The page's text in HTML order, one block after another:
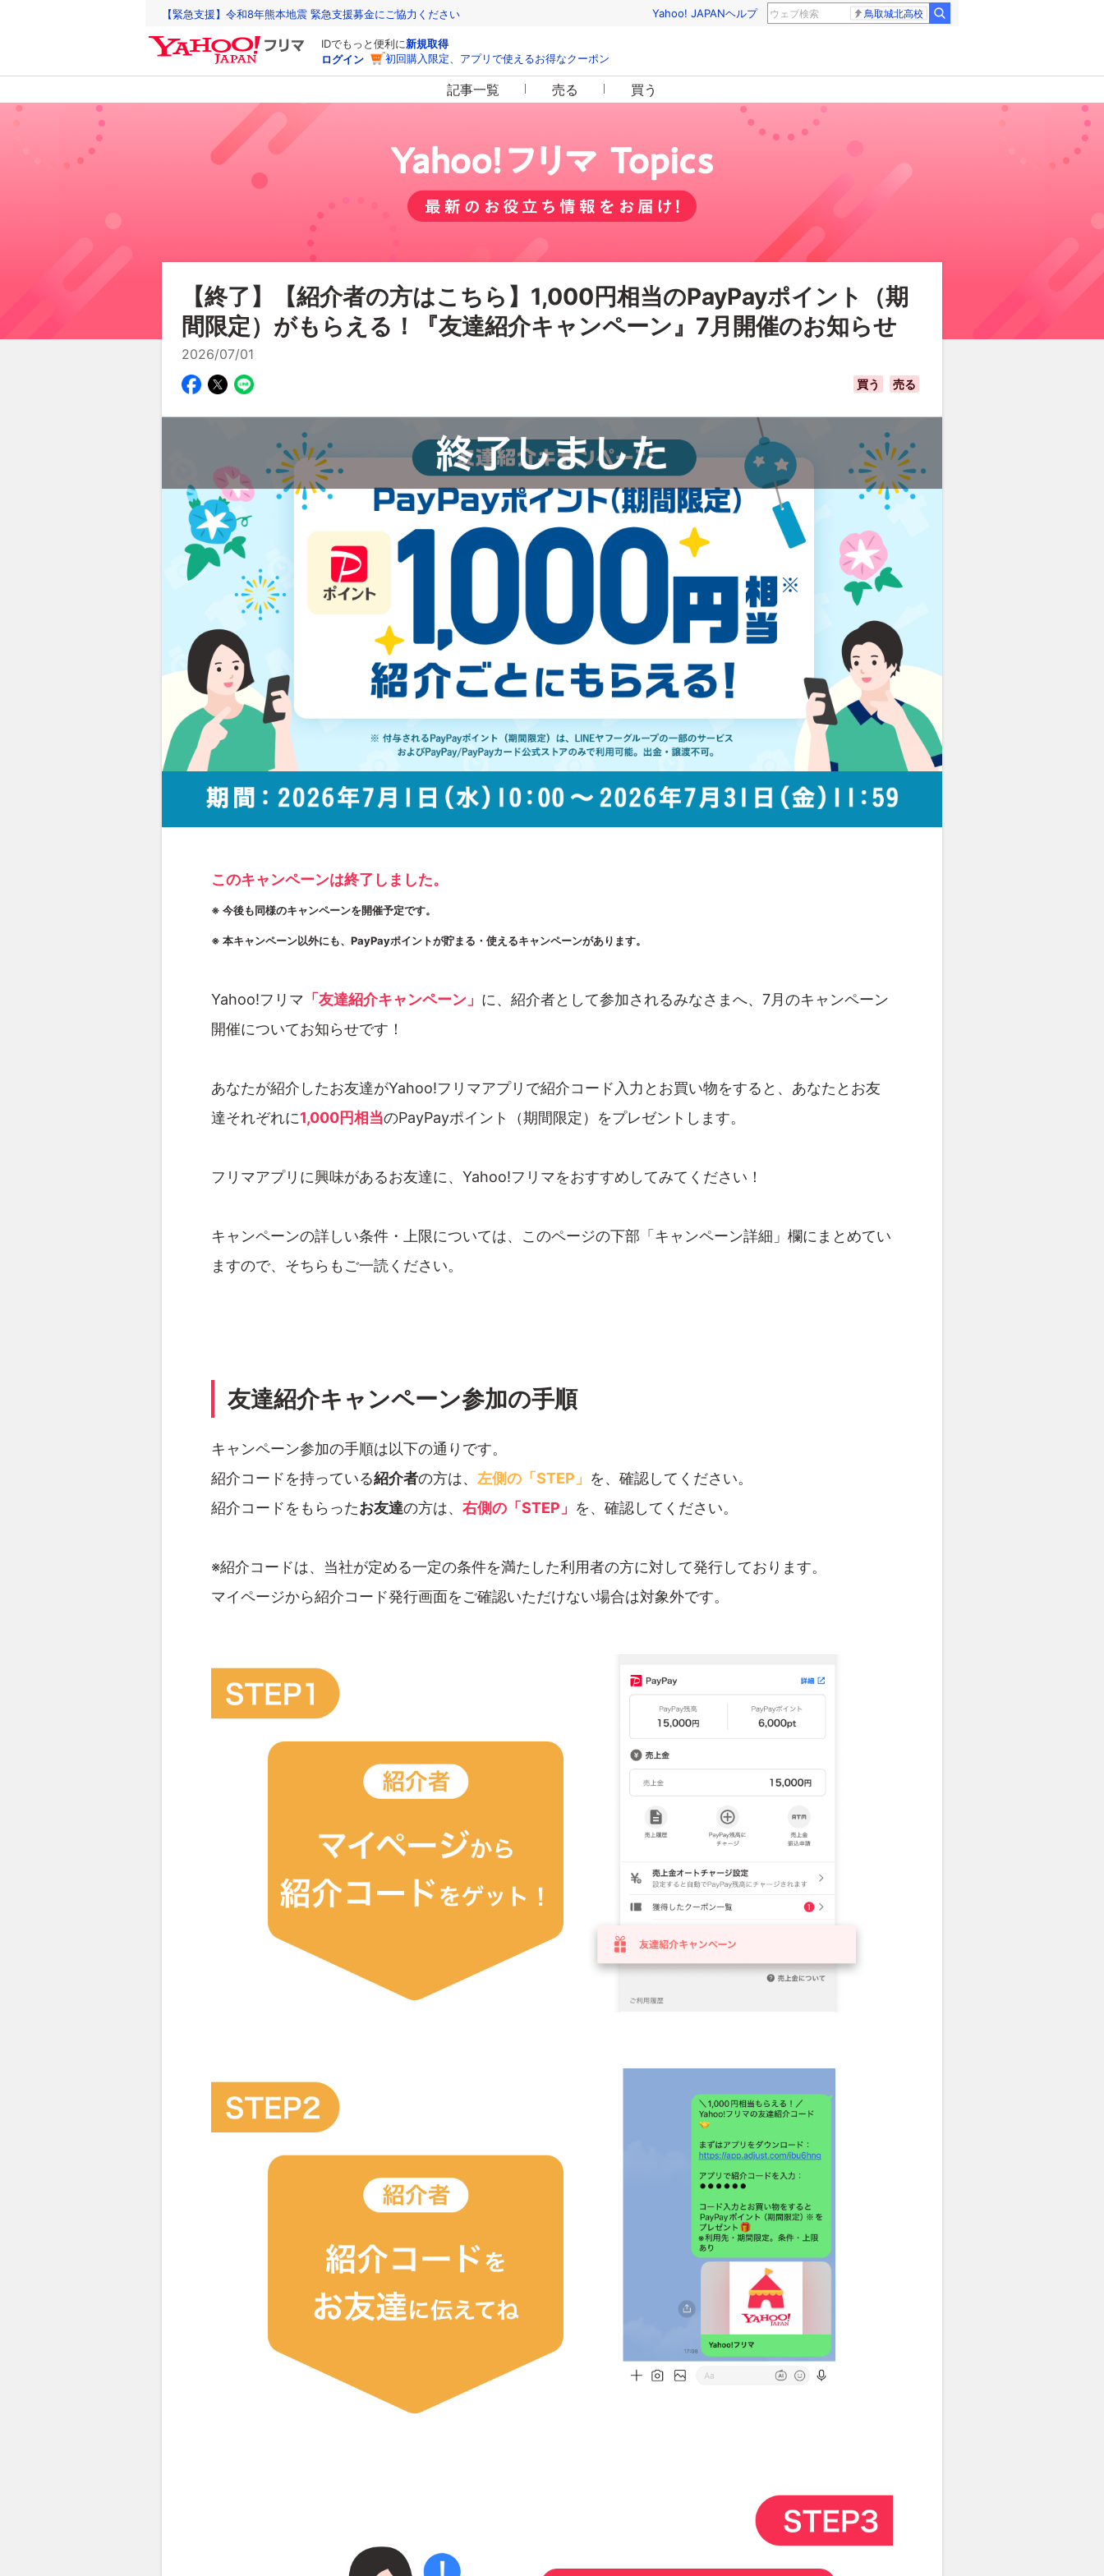
【緊急支援】令和8年熊本地震 緊急支援募金にご協力ください Yahoo! JAPANヘルプ 鳥取城北高校
IDでもっと便利に新規取得
ログイン
初回購入限定、アプリで使えるお得なクーポン
記事一覧 売る 買う
【終了】【紹介者の方はこちら】1,000円相当のPayPayポイント（期
間限定）がもらえる！『友達紹介キャンペーン』7月開催のお知らせ
2026/07/01
売る
買う
このキャンペーンは終了しました。
※ 今後も同様のキャンペーンを開催予定です。
※ 本キャンペーン以外にも、PayPayポイントが貯まる・使えるキャンペーンがあります。
Yahoo!フリマ 「友達紹介キャンペーン」 に、紹介者として参加されるみなさまへ、7月のキャンペーン
開催についてお知らせです！
あなたが紹介したお友達がYahoo!フリマアプリで紹介コード入力とお買い物をすると、あなたとお友
達それぞれに1,000円相当のPayPayポイント（期間限定）をプレゼントします。
フリマアプリに興味があるお友達に、Yahoo!フリマをおすすめしてみてください！
キャンペーンの詳しい条件・上限については、このページの下部「キャンペーン詳細」欄にまとめてい
ますので、そちらもご一読ください。
友達紹介キャンペーン参加の手順
キャンペーン参加の手順は以下の通りです。
紹介コードを持っている紹介者の方は、 左側の「STEP」 を、確認してください。
紹介コードをもらったお友達の方は、 右側の「STEP」 を、確認してください。
※紹介コードは、当社が定める一定の条件を満たした利用者の方に対して発行しております。
マイページから紹介コード発行画面をご確認いただけない場合は対象外です。